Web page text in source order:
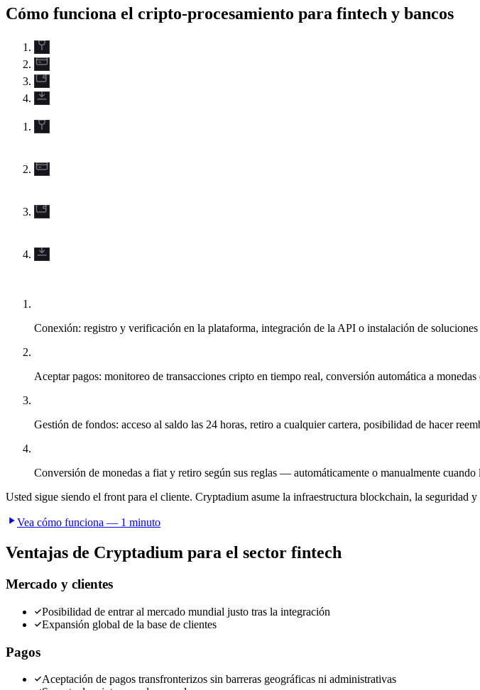
Cómo funciona el cripto-procesamiento para fintech y bancos
Conexión: registro y verificación en la plataforma, integración de la API o instalación de
Aceptar pagos: monitoreo de transacciones cripto en tiempo real, conversión automática a
Gestión de fondos: acceso al saldo las 24 horas, retiro a cualquier cartera, posibilidad de hacer
Conversión de monedas a fiat y retiro según sus reglas — automáticamente o manualmente cuando
Usted sigue siendo el front para el cliente. Cryptadium asume la infraestructura blockchain, la seguridad
Vea cómo funciona — 1 minuto
Ventajas de Cryptadium para el sector fintech
Mercado y clientes
Posibilidad de entrar al mercado mundial justo tras la integración
Expansión global de la base de clientes
Pagos
Aceptación de pagos transfronterizos sin barreras geográficas ni administrativas